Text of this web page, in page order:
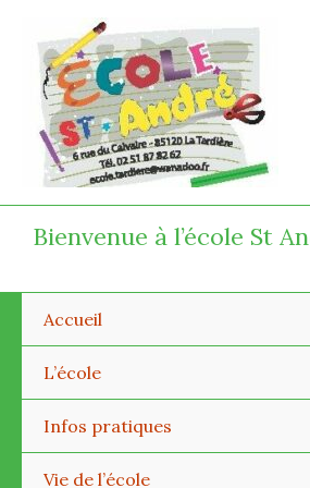
contenu
Bienvenue à l’école St
Accueil
L’école
Infos pratiques
Vie de l’école